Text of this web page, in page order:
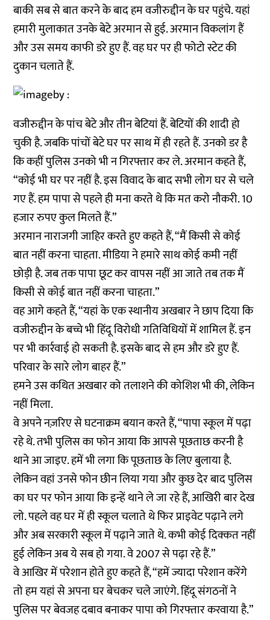
बाकी सब से बात करने के बाद हम वजीरुद्दीन के घर पहुंचे. यहां
हमारी मुलाकात उनके बेटे अरमान से हुई. अरमान विकलांग हैं
और उस समय काफी डरे हुए हैं. वह घर पर ही फोटो स्टेट की
दुकान चलाते हैं.
वजीरुद्दीन के पांच बेटे और तीन बेटियां हैं. बेटियों की शादी हो
चुकी है. जबकि पांचों बेटे घर पर साथ में ही रहते हैं. उनको डर है
कि कहीं पुलिस उनको भी न गिरफ्तार कर ले. अरमान कहते हैं,
“कोई भी घर पर नहीं है. इस विवाद के बाद सभी लोग घर से चले
गए हैं. हम पापा से पहले ही मना करते थे कि मत करो नौकरी. 10
हजार रुपए कुल मिलते हैं.”
अरमान नाराजगी जाहिर करते हुए कहते हैं, “मैं किसी से कोई
बात नहीं करना चाहता. मीडिया ने हमारे साथ कोई कमी नहीं
छोड़ी है. जब तक पापा छूट कर वापस नहीं आ जाते तब तक मैं
किसी से कोई बात नहीं करना चाहता.”
वह आगे कहते हैं, “यहां के एक स्थानीय अखबार ने छाप दिया कि
वजीरुद्दीन के बच्चे भी हिंदू विरोधी गतिविधियों में शामिल हैं. इन
पर भी कार्रवाई हो सकती है. इसके बाद से हम और डरे हुए हैं.
परिवार के सारे लोग बाहर हैं.”
हमने उस कथित अखबार को तलाशने की कोशिश भी की, लेकिन
नहीं मिला.
वे अपने नज़रिए से घटनाक्रम बयान करते हैं, “पापा स्कूल में पढ़ा
रहे थे. तभी पुलिस का फोन आया कि आपसे पूछताछ करनी है
थाने आ जाइए. हमें भी लगा कि पूछताछ के लिए बुलाया है.
लेकिन वहां उनसे फोन छीन लिया गया और कुछ देर बाद पुलिस
का घर पर फोन आया कि इन्हें थाने ले जा रहे हैं, आखिरी बार देख
लो. पहले वह घर में ही स्कूल चलाते थे फिर प्राइवेट पढ़ाने लगे
और अब सरकारी स्कूल में पढ़ाने जाते थे. कभी कोई दिक्कत नहीं
हुई लेकिन अब ये सब हो गया. वे 2007 से पढ़ा रहे हैं.”
वे आखिर में परेशान होते हुए कहते हैं, “हमें ज्यादा परेशान करेंगे
तो हम यहां से अपना घर बेचकर चले जाएंगे. हिंदू संगठनों ने
पुलिस पर बेवजह दबाव बनाकर पापा को गिरफ्तार करवाया है.”